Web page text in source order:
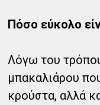
Πόσο εύκολο
Λόγω του
μπακαλιάρου
κρούστα, αλλά